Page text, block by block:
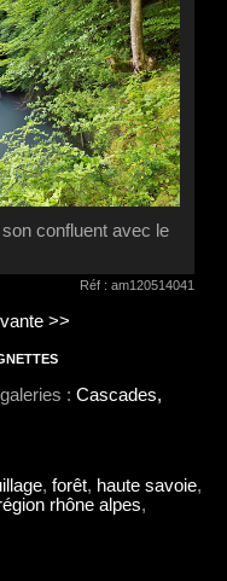
confluent avec le
Réf : am120514041
>>
: Cascades,
, forêt, haute savoie,
rhône alpes,